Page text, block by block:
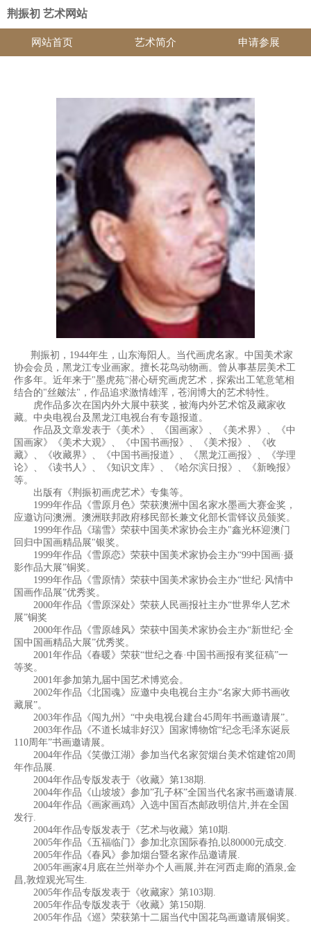
荆振初 艺术网站
网站首页 艺术简介 申请参展
荆振初，1944年生，山东海阳人。当代画虎名家。中国美术家
协会会员，黑龙江专业画家。擅长花鸟动物画。曾从事基层美术工
作多年。近年来于"墨虎苑"潜心研究画虎艺术，探索出工笔意笔相
结合的"丝皴法"，作品追求激情雄浑，苍润博大的艺术特性。
虎作品多次在国内外大展中获奖，被海内外艺术馆及藏家收
藏。中央电视台及黑龙江电视台有专题报道。
作品及文章发表于《美术》、《国画家》、《美术界》、《中
国画家》《美术大观》、《中国书画报》、《美术报》、《收
藏》、《收藏界》、《中国书画报道》、《黑龙江画报》、《学理
论》、《读书人》、《知识文库》、《哈尔滨日报》、《新晚报》
等。
出版有《荆振初画虎艺术》专集等。
1999年作品《雪原月色》荣获澳洲中国名家水墨画大赛金奖，
应邀访问澳洲。澳洲联邦政府移民部长兼文化部长雷铎议员颁奖。
1999年作品《瑞雪》荣获中国美术家协会主办"鑫光杯迎澳门
回归中国画精品展"银奖。
1999年作品《雪原恋》荣获中国美术家协会主办“99中国画·摄
影作品大展”铜奖。
1999年作品《雪原情》荣获中国美术家协会主办“世纪·风情中
国画作品展”优秀奖。
2000年作品《雪原深处》荣获人民画报社主办“世界华人艺术
展”铜奖
2000年作品《雪原雄风》荣获中国美术家协会主办“新世纪·全
国中国画精品大展”优秀奖。
2001年作品《春暖》荣获“世纪之春·中国书画报有奖征稿”一
等奖。
2001年参加第九届中国艺术博览会。
2002年作品《北国魂》应邀中央电视台主办“名家大师书画收
藏展”。
2003年作品《闯九州》“中央电视台建台45周年书画邀请展”。
2003年作品《不道长城非好汉》国家博物馆“纪念毛泽东诞辰
110周年”书画邀请展。
2004年作品《笑傲江湖》参加当代名家贺烟台美术馆建馆20周
年作品展.
2004年作品专版发表于《收藏》第138期.
2004年作品《山坡坡》参加”孔子杯”全国当代名家书画邀请展.
2004年作品《画家画鸡》入选中国百杰邮政明信片,并在全国
发行.
2004年作品专版发表于《艺术与收藏》第10期.
2005年作品《五福临门》参加北京国际春拍,以80000元成交.
2005年作品《春风》参加烟台暨名家作品邀请展.
2005年画家4月底在兰州举办个人画展,并在河西走廊的酒泉,金
昌,敦煌观光写生.
2005年作品专版发表于《收藏家》第103期.
2005年作品专版发表于《收藏》第150期.
2005年作品《巡》荣获第十二届当代中国花鸟画邀请展铜奖。